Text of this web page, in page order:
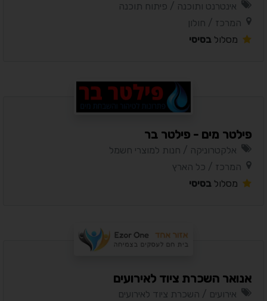
אינטרנט ותוכנה / פיתוח תוכנה
המרכז / חולון
מסלול בסיסי
פילטר מים - פילטר בר
אלקטרוניקה / חנות למוצרי חשמל
המרכז / כל הארץ
מסלול בסיסי
אנואר השכרת ציוד לאירועים
אירועים / השכרת ציוד לאירועים